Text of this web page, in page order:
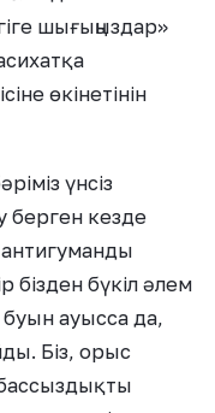
шығыңыздар»
өкінетінін
үнсіз
берген кезде
бізден бүкіл әлем
буын ауысса да,
Біз, орыс